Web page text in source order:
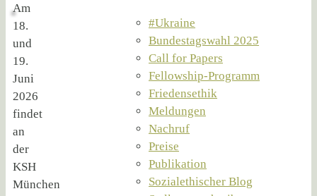
Am
18.
und
19.
Juni
2026
findet
an
der
KSH
München
#Ukraine
Bundestagswahl 2025
Call for Papers
Fellowship-Programm
Friedensethik
Meldungen
Nachruf
Preise
Publikation
Sozialethischer Blog